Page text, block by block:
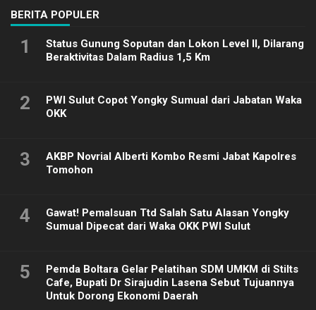
BERITA POPULER
1
Status Gunung Soputan dan Lokon Level II, Dilarang
Beraktivitas Dalam Radius 1,5 Km
2
PWI Sulut Copot Yongky Sumual dari Jabatan Waka
OKK
3
AKBP Novrial Alberti Kombo Resmi Jabat Kapolres
Tomohon
4
Gawat! Pemalsuan Ttd Salah Satu Alasan Yongky
Sumual Dipecat dari Waka OKK PWI Sulut
5
Pemda Boltara Gelar Pelatihan SDM UMKM di Stilts
Cafe, Bupati Dr Sirajudin Lasena Sebut Tujuannya
Untuk Dorong Ekonomi Daerah